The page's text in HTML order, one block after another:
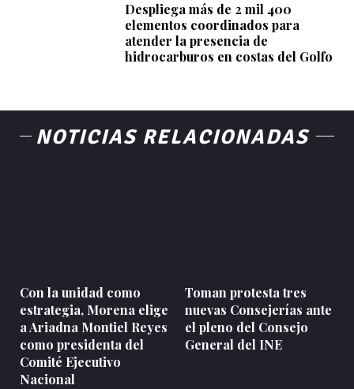
Despliega más de 2 mil 400
elementos coordinados para
atender la presencia de
hidrocarburos en costas del Golfo
NOTICIAS RELACIONADAS
Con la unidad como
estrategia, Morena elige
a Ariadna Montiel Reyes
como presidenta del
Comité Ejecutivo
Nacional
Toman protesta tres
nuevas Consejerías ante
el pleno del Consejo
General del INE